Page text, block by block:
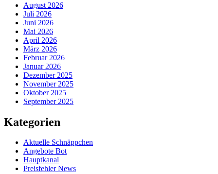
August 2026
Juli 2026
Juni 2026
Mai 2026
April 2026
März 2026
Februar 2026
Januar 2026
Dezember 2025
November 2025
Oktober 2025
September 2025
Kategorien
Aktuelle Schnäppchen
Angebote Bot
Hauptkanal
Preisfehler News